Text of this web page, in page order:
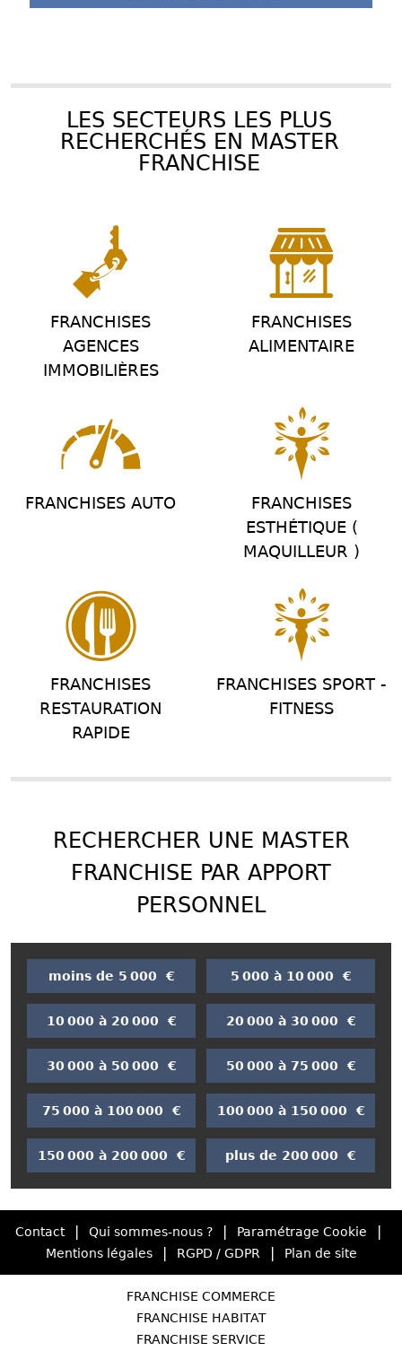
LES SECTEURS LES PLUS
RECHERCHÉS EN MASTER
FRANCHISE
FRANCHISES
AGENCES
IMMOBILIÈRES
FRANCHISES
ALIMENTAIRE
FRANCHISES AUTO
FRANCHISES
ESTHÉTIQUE (
MAQUILLEUR )
FRANCHISES
RESTAURATION
RAPIDE
FRANCHISES SPORT -
FITNESS
RECHERCHER UNE MASTER
FRANCHISE PAR APPORT
PERSONNEL
moins de 5 000 € 5 000 à 10 000 €
10 000 à 20 000 € 20 000 à 30 000 €
30 000 à 50 000 € 50 000 à 75 000 €
75 000 à 100 000 € 100 000 à 150 000 €
150 000 à 200 000 € plus de 200 000 €
Contact Qui sommes-nous ? Paramétrage Cookie
Mentions légales RGPD / GDPR Plan de site
FRANCHISE COMMERCE
FRANCHISE HABITAT
FRANCHISE SERVICE